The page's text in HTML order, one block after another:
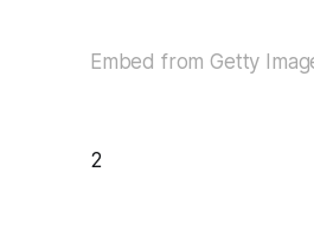
Embed from Getty
2